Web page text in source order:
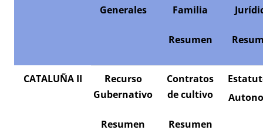
Generales
Familia
Resumen
CATALUÑAII
Recurso
Gubernativo
Resumen
Contratos
de cultivo
Resumen